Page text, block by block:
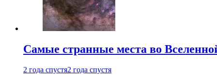
Самые странные места во
2 года спустя2 года спустя